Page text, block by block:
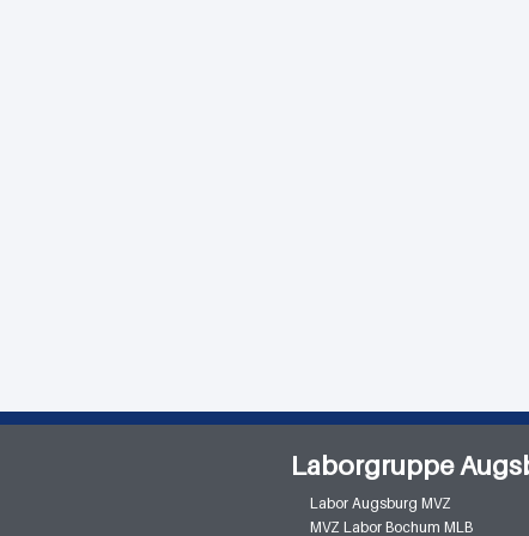
Laborgruppe
Labor Augsburg MVZ
MVZ Labor Bochum MLB